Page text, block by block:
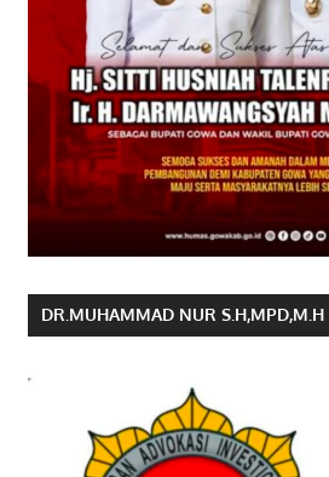
DR.MUHAMMAD NUR S.H,MPD,M.H